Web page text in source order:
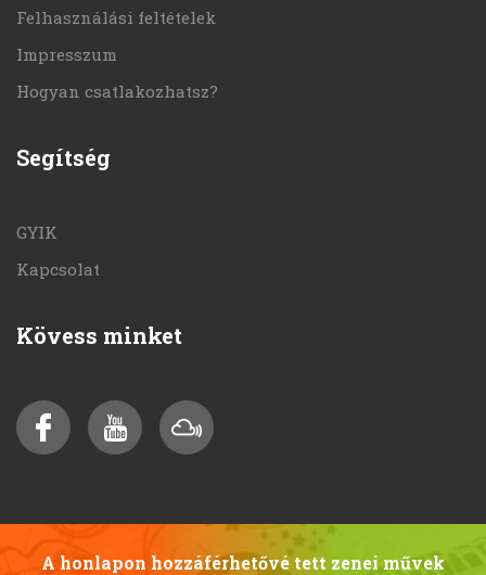
Felhasználási feltételek
Impresszum
Hogyan csatlakozhatsz?
Segítség
GYIK
Kapcsolat
Kövess minket
A honlapon hozzáférhetővé tett zenei művek